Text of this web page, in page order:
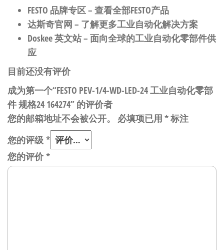
FESTO 品牌专区– 查看全部FESTO产品
达斯奇官网 – 了解更多工业自动化解决方案
Doskee 英文站– 面向全球的工业自动化零部件供
应
目前还没有评价
成为第一个“FESTO PEV-1/4-WD-LED-24 工业自动化零部
件 规格24 164274” 的评价者
您的邮箱地址不会被公开。
必填项已用 *标注
您的评级 *
您的评价*